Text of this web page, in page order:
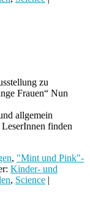
zu
Frauen“ Nun
allgemein
finden
, "Mint und Pink"-
Kinder- und
, Science |